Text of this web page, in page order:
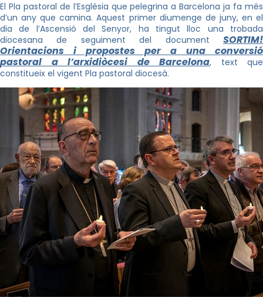
El Pla pastoral de l’Església que pelegrina a Barcelona ja fa més
d’un any que camina. Aquest primer diumenge de juny, en el
dia de l’Ascensió del Senyor, ha tingut lloc una trobada
diocesana de seguiment del document SORTIM!
Orientacions i propostes per a una conversió
pastoral a l’arxidiòcesi de Barcelona, text que
constitueix el vigent Pla pastoral diocesà.